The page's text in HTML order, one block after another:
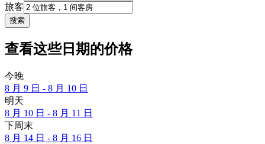
旅客
搜索
查看这些日期的价格
今晚
8 月 9 日 - 8 月 10 日
明天
8 月 10 日 - 8 月 11 日
下周末
8 月 14 日 - 8 月 16 日